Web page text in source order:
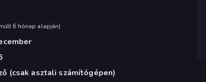
6 hónap alapján)
(csak asztali számítógépen)